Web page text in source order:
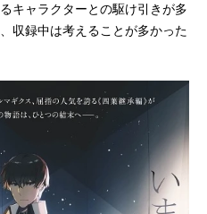
キャラクターとの駆け引きが多
収録中は考えることが多かった